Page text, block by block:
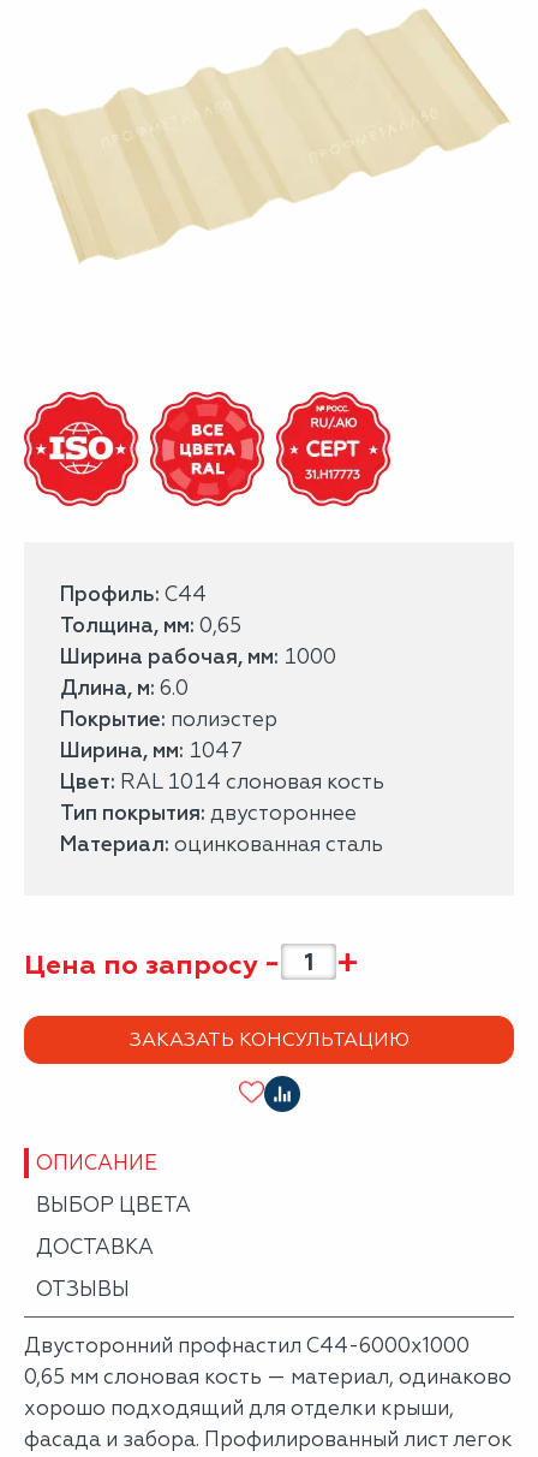
Профиль: С44
Толщина, мм: 0,65
Ширина рабочая, мм: 1000
Длина, м: 6.0
Покрытие: полиэстер
Ширина, мм: 1047
Цвет: RAL 1014 слоновая кость
Тип покрытия: двустороннее
Материал: оцинкованная сталь
Цена по запросу - +
ЗАКАЗАТЬ КОНСУЛЬТАЦИЮ
ОПИСАНИЕ
ВЫБОР ЦВЕТА
ДОСТАВКА
ОТЗЫВЫ
Двусторонний профнастил С44-6000х1000
0,65 мм слоновая кость — материал, одинаково
хорошо подходящий для отделки крыши,
фасада и забора. Профилированный лист легок